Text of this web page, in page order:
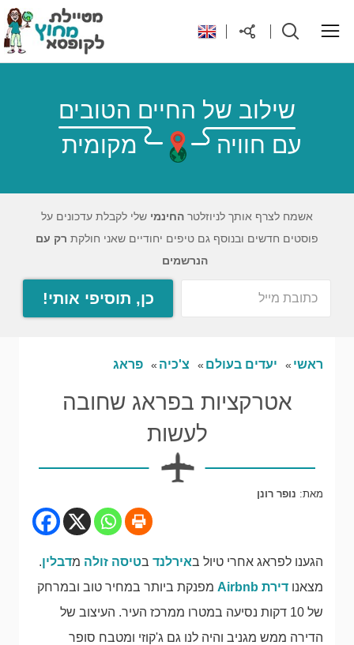
יעדים בעולם
טיפים והנחות לטיול
אודות
שילוב של החיים הטובים
עם חוויה
מקומית
אשמח לצרף אותך לניוזלטר החינמי שלי לקבלת עדכונים על
פוסטים חדשים ובנוסף גם טיפים יחודיים שאני חולקת רק עם
הנרשמים
כן, תוסיפי אותי!
ראשי יעדים בעולם צ'כיה פראג
אטרקציות בפראג שחובה
לעשות
מאת: נופר רונן
הגענו לפראג אחרי טיול באירלנד בטיסה זולה מדבלין.
מצאנו דירת Airbnb
מפנקת ביותר במחיר טוב ובמרחק
של 10 דקות נסיעה במטרו ממרכז העיר. העיצוב של
הדירה ממש מגניב והיה לנו גם ג'קוזי ומטבח סופר